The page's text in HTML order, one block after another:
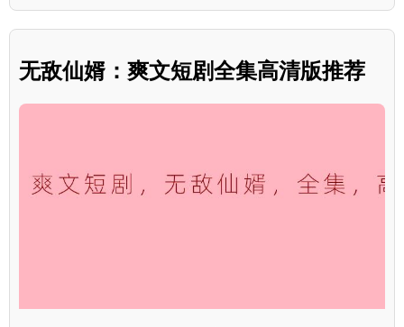
无敌仙婿：爽文短剧全集高清版推荐